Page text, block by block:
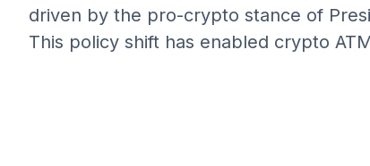
driven by the pro-crypto stance of
This policy shift has enabled crypto